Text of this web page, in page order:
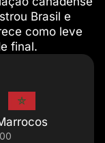
Brasil e
como leve
final.